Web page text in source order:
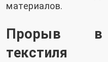
материалов.
Прорыв в
текстиля